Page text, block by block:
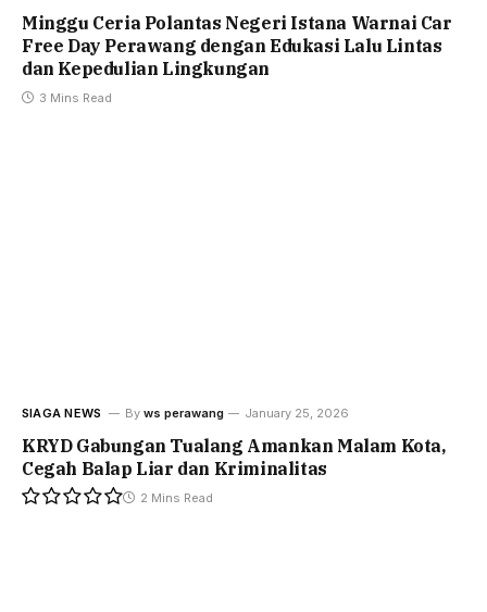
Minggu Ceria Polantas Negeri Istana Warnai Car
Free Day Perawang dengan Edukasi Lalu Lintas
dan Kepedulian Lingkungan
3 Mins Read
SIAGA NEWS By ws perawang January 25, 2026
KRYD Gabungan Tualang Amankan Malam Kota,
Cegah Balap Liar dan Kriminalitas
2 Mins Read